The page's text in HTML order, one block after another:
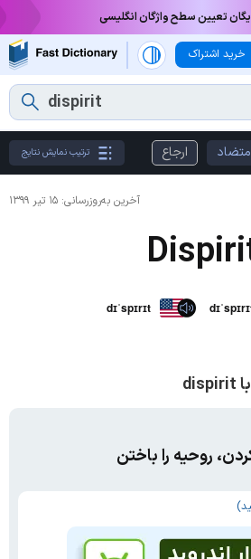
تعیین سطح واژگان انگلیسی
خرید اشتراک
ارجاع ترتیب نمایش نتایج
آخرین به‌روزرسانی: ۱۵ تیر ۱۳۹۹
dɪˈspɪrɪt
روحیه را باختن